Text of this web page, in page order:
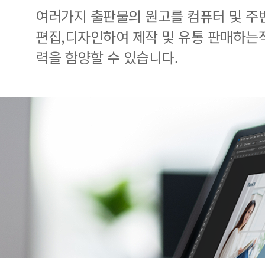
여러가지 출판물의 원고를 컴퓨터 및
편집,디자인하여 제작 및 유통 판매하
력을 함양할 수 있습니다.